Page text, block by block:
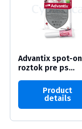
Advantix spot-on
roztok pre ps...
Product
details